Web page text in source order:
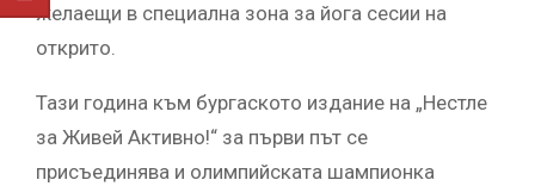
желаещи в специална зона за йога сесии на
открито.
Тази година към бургаското издание на „Нестле
за Живей Активно!“ за първи път се
присъединява и олимпийската шампионка